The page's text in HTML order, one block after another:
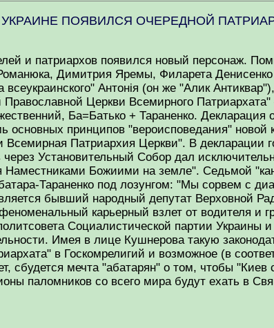
ПОЯВИЛСЯ ОЧЕРЕДНОЙ
и патриархов появился новый персонаж.
Димитрия Яремы, Филарета
Антонія (он же "Алик
Православной Церкви Всемирного
Ба=Батько + Тараненко. Декларация
основных принципов "вероисповедания"
Всемирная Патриархия Церкви". В декларации
Установительный Собор дал
Наместниками Божиими на земле". Седьмой
Тараненко под лозунгом: "Мы сорвем с
бывший народный депутат Верховной
карьерный взлет от водителя и
Социалистической партии Украины и
Имея в лице Кушнерова такую
в Госкомрелигий и возможное (в
сбудется мечта "абатарян" о том, чтобы
паломников со всего мира будут ехать в